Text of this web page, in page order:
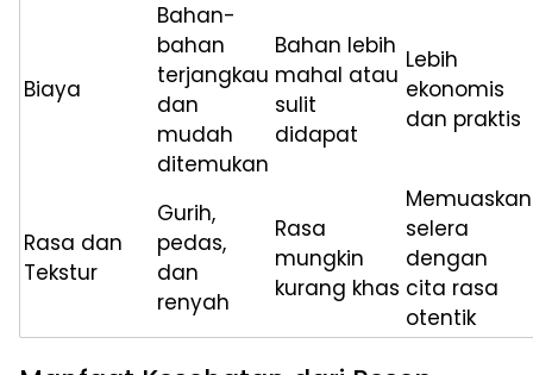
Biaya
Bahan-
bahan
terjangkau
dan
mudah
ditemukan
Bahan lebih
mahal atau
sulit
didapat
Lebih
ekonomis
dan praktis
Rasa dan
Tekstur
Gurih,
pedas,
dan
renyah
Rasa
mungkin
kurang khas
Memuaskan
selera
dengan
cita rasa
otentik